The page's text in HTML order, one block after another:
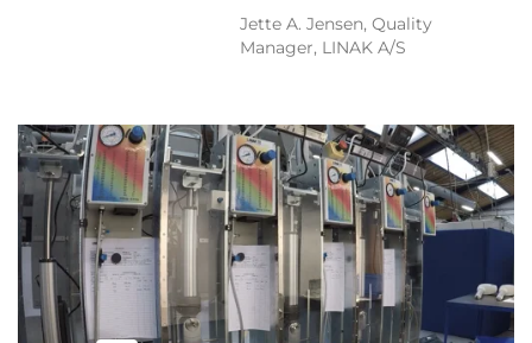
Jette A. Jensen, Quality
Manager, LINAK A/S